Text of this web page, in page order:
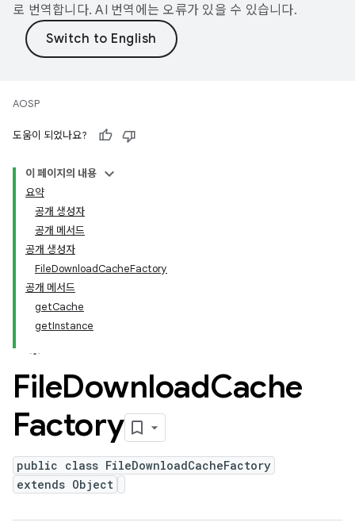
로 번역합니다. AI 번역에는 오류가 있을 수 있습니다.
AOSP
도움이 되었나요?
이 페이지의 내용
요약
공개 생성자
공개 메서드
공개 생성자
FileDownloadCacheFactory
공개 메서드
getCache
getInstance
FileDownloadCache
Factory
public class FileDownloadCacheFactory
extends Object